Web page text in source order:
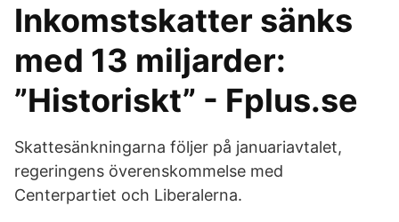
Inkomstskatter sänks
med 13 miljarder:
”Historiskt” - Fplus.se
Skattesänkningarna följer på januariavtalet,
regeringens överenskommelse med
Centerpartiet och Liberalerna.